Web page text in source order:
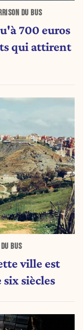
DU BUS
700 euros
qui attirent
BUS
ville est
siècles